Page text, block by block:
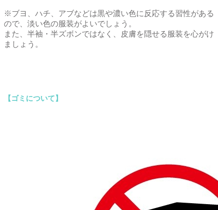
※ブヨ、ハチ、アブなどは黒や濃い色に反応する習性がある
ので、淡い色の服装がよいでしょう。
また、半袖・半ズボンではなく、皮膚を隠せる服装を心がけ
ましょう。
【ゴミについて】